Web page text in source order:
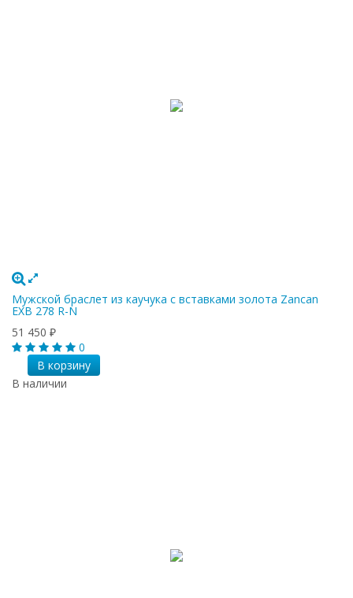
Мужской браслет из каучука с вставками золота Zancan
EXB 278 R-N
51 450 ₽
0
В корзину
В наличии